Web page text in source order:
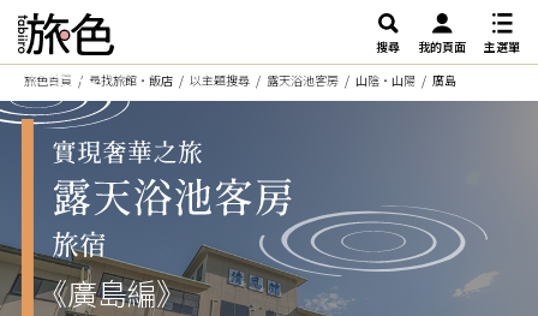
搜尋 我的頁面
主選單
旅色首頁
尋找旅館・飯店 以主題搜尋 露天浴池客房 山陰・山陽 廣島
《廣島編》